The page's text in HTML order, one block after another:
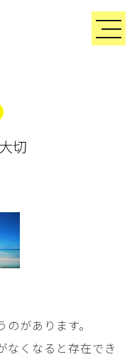
切
があります。
なくなると存在でき